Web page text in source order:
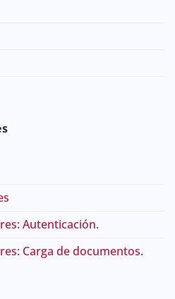
Autenticación.
Carga de documentos.